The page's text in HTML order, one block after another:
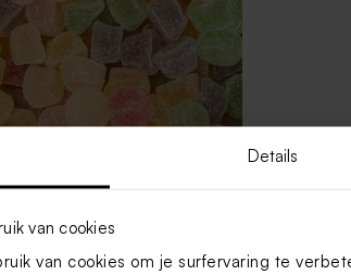
Details
van cookies
van cookies om je surfervaring te
snoepjes 1kg (± 625